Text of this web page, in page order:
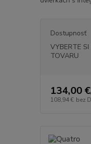
Dostupnosť
VYBERTE SI
TOVARU
134,00 €
108,94 € bez